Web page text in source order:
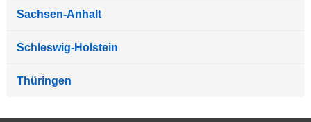
Sachsen-Anhalt
Schleswig-Holstein
Thüringen